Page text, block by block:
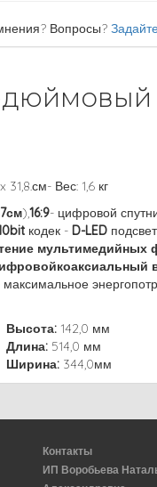
Вопросы?
Вес: 1,6 кг
),16:9- цифровой
кодек - D-LED
мультимедийных
максимальное
Высота: 142,0 мм
Длина: 514,0 мм
Ширина: 344,0мм
Контакты
ИП Воробьева